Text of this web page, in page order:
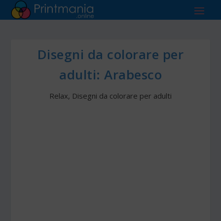
Disegni da colorare per
adulti: Arabesco
Relax, Disegni da colorare per adulti